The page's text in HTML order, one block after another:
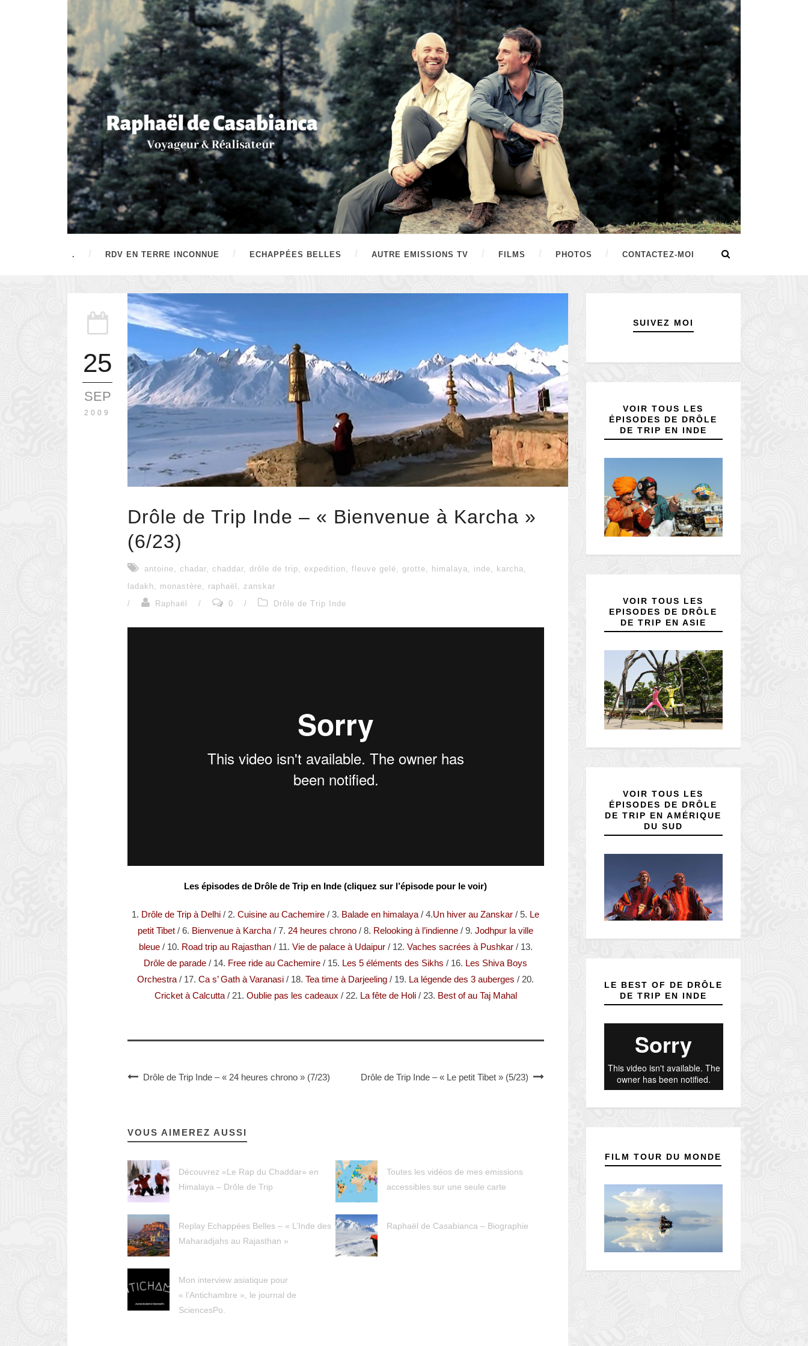
. RDV EN TERRE INCONNUE ECHAPPÉES BELLES AUTRE EMISSIONS TV FILMS PHOTOS CONTACTEZ-MOI
25
SEP
2009
Drôle de Trip Inde – « Bienvenue à Karcha »
(6/23)
antoine, chadar, chaddar, drôle de trip, expedition, fleuve gelé, grotte, himalaya, inde, karcha,
ladakh, monastère, raphaël , zanskar
/
Raphaël / 0 / Drôle de Trip Inde
Les épisodes de Drôle de Trip en Inde (cliquez sur l’épisode pour le voir)
1. Drôle de Trip à Delhi / 2.Cuisine au Cachemire / 3. Balade en himalaya / 4.Un hiver au Zanskar/ 5. Le
petit Tibet / 6. Bienvenue à Karcha / 7. 24 heures chrono / 8. Relooking à l’indienne / 9.Jodhpur la ville
bleue/ 10. Road trip au Rajasthan / 11. Vie de palace à Udaipur/ 12. Vaches sacrées à Pushkar/ 13.
Drôle de parade / 14. Free ride au Cachemire / 15. Les 5 éléments des Sikhs / 16. Les Shiva Boys
Orchestra / 17.Ca s’ Gath à Varanasi / 18.Tea time à Darjeeling / 19. La légende des 3 auberges / 20.
Cricket à Calcutta/ 21. Oublie pas les cadeaux / 22. La fête de Holi/ 23. Best of au Taj Mahal
Drôle de Trip Inde – « 24 heures chrono » (7/23) Drôle de Trip Inde – « Le petit Tibet » (5/23)
VOUS AIMEREZ AUSSI
Découvrez «Le Rap du Chaddar» en
Himalaya – Drôle de Trip
Toutes les vidéos de mes emissions
accessibles sur une seule carte
Replay Echappées Belles – « L’Inde des
Maharadjahs au Rajasthan »
Raphaël de Casabianca – Biographie
Mon interview asiatique pour
« l’Antichambre », le journal de
SciencesPo.
SUIVEZ MOI
VOIR TOUS LES
ÉPISODES DE DRÔLE
DE TRIP EN INDE
VOIR TOUS LES
EPISODES DE DRÔLE
DE TRIP EN ASIE
VOIR TOUS LES
ÉPISODES DE DRÔLE
DE TRIP EN AMÉRIQUE
DU SUD
LE BEST OF DE DRÔLE
DE TRIP EN INDE
FILM TOUR DU MONDE